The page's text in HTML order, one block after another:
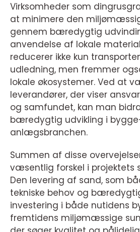
Virksomheder som
at minimere den
gennem bæredygtig
anvendelse af lokale
reducerer ikke kun
udledning, men fremmer
lokale økosystemer. Ved at
leverandører, der viser
og samfundet, kan man
bæredygtig udvikling i
anlægsbranchen.
Summen af disse
væsentlig forskel i projektets
Den levering af sand, som
tekniske behov og
investering i både nutidens
fremtidens miljømæssige